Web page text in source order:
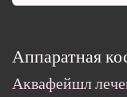
Аппаратная
Аквафейшл